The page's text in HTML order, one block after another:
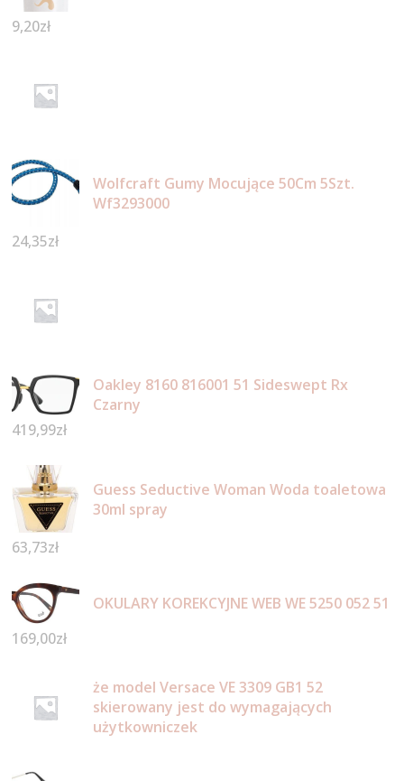
9,20zł
Wolfcraft Gumy Mocujące 50Cm 5Szt.
Wf3293000
24,35zł
Oakley 8160 816001 51 Sideswept Rx
Czarny
419,99zł
Guess Seductive Woman Woda toaletowa
30ml spray
63,73zł
OKULARY KOREKCYJNE WEB WE 5250 052 51
169,00zł
że model Versace VE 3309 GB1 52
skierowany jest do wymagających
użytkowniczek